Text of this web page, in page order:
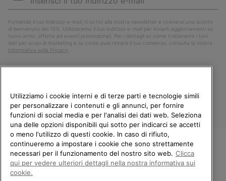
Fornendo il tuo indirizzo e-mail, ti iscrivi alla nostra newsletter e riceverai uno sconto
di benvenuto del 15%. Utilizzeremo il tuo indirizzo e-mail per inviarti aggiornamenti su
nuovi arrivi, offerte ed eventi promozionali. Per i dettagli su come tratteremo i tuoi
dati per scopi di marketing e su come puoi ritirare il tuo consenso, consulta la nostra
Informativa sulla Privacy
Italia
©2026Columbia Sportswear Company. Avenue des Morgines, 12 1213
Petit-Lancy Switzerland. Tutti i diritti riservati.
BENVENUTO/A IN SOREL.
SELEZIONA IL TUO PAESE DI
Utilizziamo i cookie interni e di terze parti e tecnologie simili
per personalizzare i contenuti e gli annunci, per fornire
funzioni di social media e per l'analisi dei dati web. Seleziona
una delle opzioni disponibili qui sotto per indicarci se accetti
o meno l'utilizzo di questi cookie. In caso di rifiuto,
continueremo a impostare i cookie che sono strettamente
necessari per il funzionamento del nostro sito web. Clicca
qui per vedere ulteriori dettagli nella nostra informativa sui
cookie.